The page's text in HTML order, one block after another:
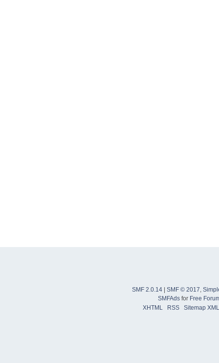
SMF 2.0.14 SMF © 2017,
SMFAdsfor Free
XHTML
RSS Sitemap XML